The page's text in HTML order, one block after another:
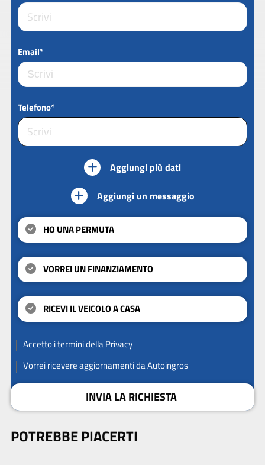
Email*
Telefono*
Aggiungi più dati
Aggiungi un messaggio
HO UNA PERMUTA
VORREI UN FINANZIAMENTO
RICEVI IL VEICOLO A CASA
Accettoi termini della Privacy
Vorrei ricevere aggiornamenti da Autoingros
INVIA LA RICHIESTA
POTREBBE PIACERTI